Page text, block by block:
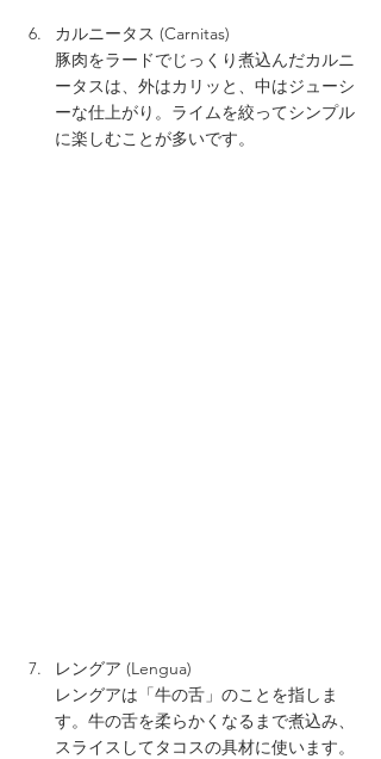
カルニータス (Carnitas)
豚肉をラードでじっくり煮込んだカルニ
ータスは、外はカリッと、中はジューシ
ーな仕上がり。ライムを絞ってシンプル
に楽しむことが多いです。
レングア (Lengua)
レングアは「牛の舌」のことを指しま
す。牛の舌を柔らかくなるまで煮込み、
スライスしてタコスの具材に使います。